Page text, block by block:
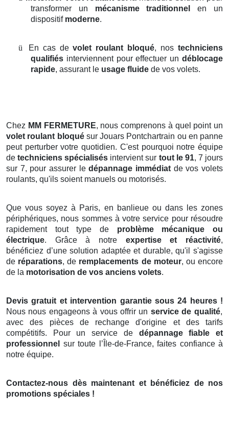
transformer un mécanisme traditionnel
en un
dispositif moderne.
ü En cas devolet roulant bloqué, nostechniciens
qualifiés interviennent pour effectuer un déblocage
rapide, assurant le usage fluide de vos volets.
Chez MM FERMETURE, nous comprenons à quel point un
volet roulant bloquésur Jouars Pontchartrain ou en panne
peut perturber votre quotidien. C'est pourquoi notre équipe
detechniciens spécialisés intervient sur tout le 91, 7 jours
sur 7, pour assurer ledépannage immédiatde vos volets
roulants, qu'ils soient manuels ou motorisés.
Que vous soyez à Paris, en banlieue ou dans les zones
périphériques, nous sommes à votre service pour résoudre
rapidement tout type de problème mécanique ou
électrique. Grâce à notre expertise et réactivité,
bénéficiez d’une solution adaptée et durable, qu'il s'agisse
de réparations, de remplacements de moteur, ou encore
de la motorisation de vos anciens volets.
Devis gratuit et intervention garantie sous 24 heures !
Nous nous engageons à vous offrir un service de qualité,
avec des pièces de rechange d'origine et des tarifs
compétitifs. Pour un service de dépannage fiable et
professionnel
sur toute l’Île-de-France, faites confiance à
notre équipe.
Contactez-nous dès maintenant et bénéficiez de nos
promotions spéciales !